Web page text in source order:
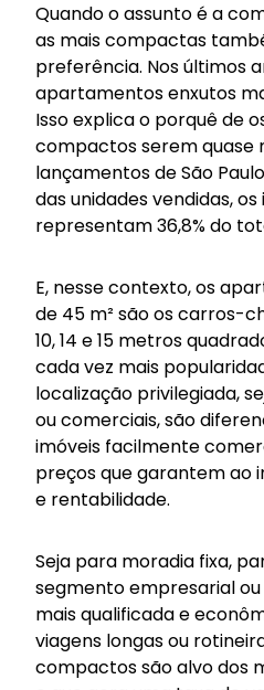
Quando o assunto é a
as mais compactas
preferência. Nos últimos
apartamentos enxutos
Isso explica o porquê de
compactos serem quase
lançamentosdeSão Paulo
das unidades vendidas,
representam 36,8% do
E, nesse contexto, os
de 45 m² são os carros-
10, 14 e 15 metros
cada vez mais
localização privilegiada,
ou comerciais, são
imóveis facilmente
preços que garantem ao
e rentabilidade.
Seja para moradia fixa,
segmento empresarial
mais qualificada e
viagens longas ou
compactos são alvo dos